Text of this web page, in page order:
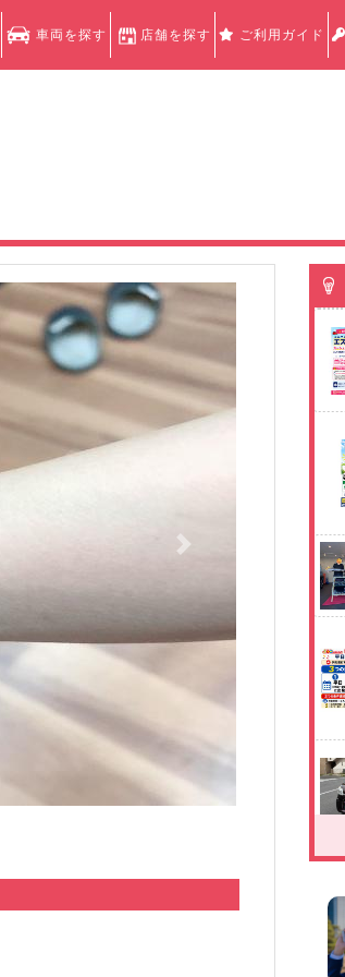
車両を探す 店舗を探す ご利用ガイド
Next